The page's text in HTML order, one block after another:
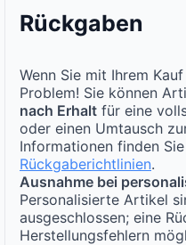
Rückgaben
Wenn Sie mit Ihrem
Problem! Sie können
nach Erhalt für eine
oder einen Umtausch
Informationen finden
Rückgaberichtlinien.
Ausnahme bei
Personalisierte Artikel
ausgeschlossen; eine
Herstellungsfehlern